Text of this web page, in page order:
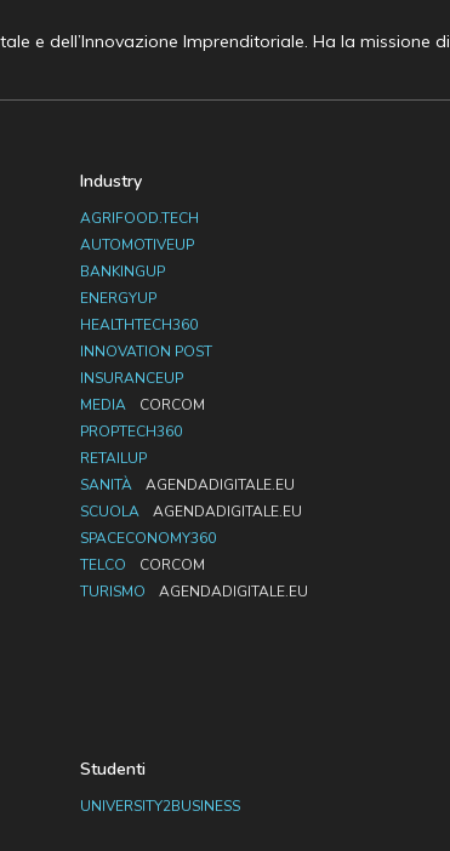
e dell’Innovazione Imprenditoriale. Ha la missione
Industry
AGRIFOOD.TECH
AUTOMOTIVEUP
BANKINGUP
ENERGYUP
HEALTHTECH360
INNOVATION POST
INSURANCEUP
MEDIA
CORCOM
PROPTECH360
RETAILUP
SANITÀ
AGENDADIGITALE.EU
SCUOLA
AGENDADIGITALE.EU
SPACECONOMY360
TELCO
CORCOM
TURISMO
AGENDADIGITALE.EU
Studenti
UNIVERSITY2BUSINESS